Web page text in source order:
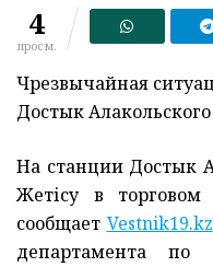
4
просм.
Чрезвычайная
Достык
На станции Достык
Жетісу в
сообщает Vestnik19.kz
департамента по